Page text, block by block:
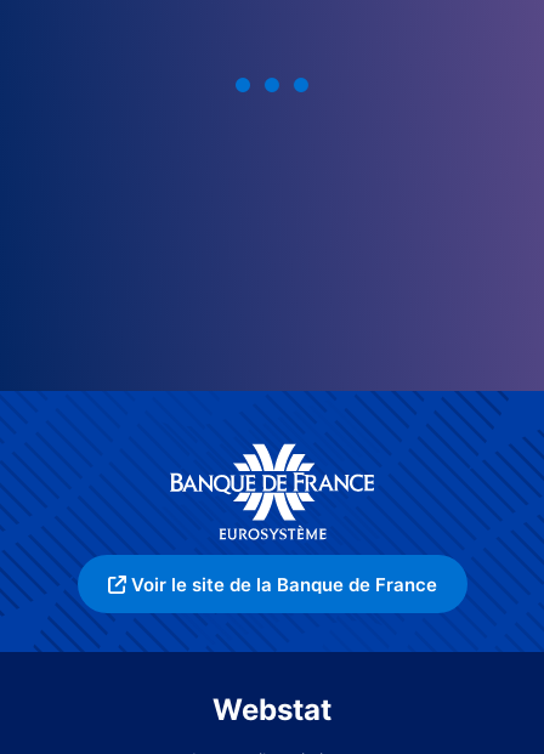
Voir le site de la Banque de France
Webstat